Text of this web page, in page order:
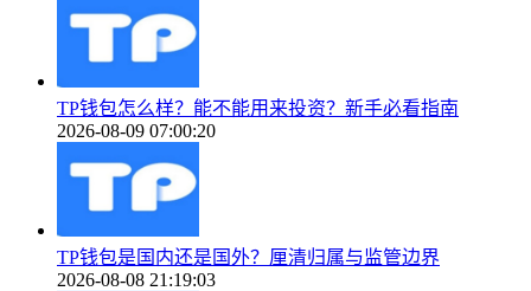
TP钱包怎么样？能不能用来投资？新手必看指南
2026-08-09 07:00:20
TP钱包是国内还是国外？厘清归属与监管边界
2026-08-08 21:19:03